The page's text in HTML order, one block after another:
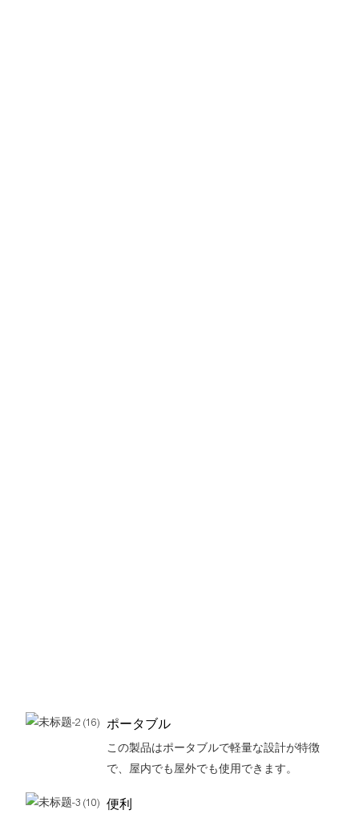
ポータブル
この製品はポータブルで軽量な設計が特徴
で、屋内でも屋外でも使用できます。
便利